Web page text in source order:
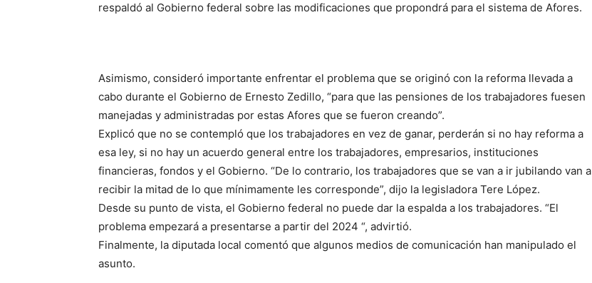
respaldó al Gobierno federal sobre las modificaciones que propondrá para el sistema de Afores.
Asimismo, consideró importante enfrentar el problema que se originó con la reforma llevada a
cabo durante el Gobierno de Ernesto Zedillo, “para que las pensiones de los trabajadores fuesen
manejadas y administradas por estas Afores que se fueron creando”.
Explicó que no se contempló que los trabajadores en vez de ganar, perderán si no hay reforma a
esa ley, si no hay un acuerdo general entre los trabajadores, empresarios, instituciones
financieras, fondos y el Gobierno. “De lo contrario, los trabajadores que se van a ir jubilando van a
recibir la mitad de lo que mínimamente les corresponde”, dijo la legisladora Tere López.
Desde su punto de vista, el Gobierno federal no puede dar la espalda a los trabajadores. “El
problema empezará a presentarse a partir del 2024 “, advirtió.
Finalmente, la diputada local comentó que algunos medios de comunicación han manipulado el
asunto.